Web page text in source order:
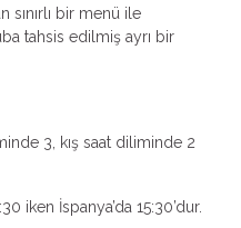
sınırlı bir menü ile
tahsis edilmiş ayrı bir
3, kış saat diliminde 2
iken İspanya’da 15:30’dur.